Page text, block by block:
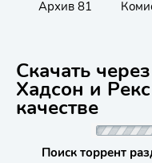
Архив 81
Скачать
Хадсон и
качестве
Поиск торрент